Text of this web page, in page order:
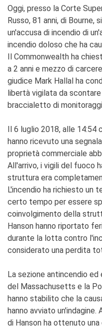
Oggi, presso la Corte
Russo, 81 anni, di Bourne,
un'accusa di incendio di
incendio doloso che ha
Il Commonwealth ha
a 2 anni e mezzo di
giudice Mark Hallal ha
libertà vigilata da
braccialetto di
Il 6 luglio 2018, alle 14:54
hanno ricevuto una
proprietà commerciale
All'arrivo, i vigili del fuoco
struttura era
L'incendio ha richiesto un
certo tempo per essere
coinvolgimento della
Hanson hanno riportato
durante la lotta contro
considerato una perdita
La sezione antincendio
del Massachusetts e la
hanno stabilito che la
hanno avviato un'indagine.
di Hanson ha ottenuto